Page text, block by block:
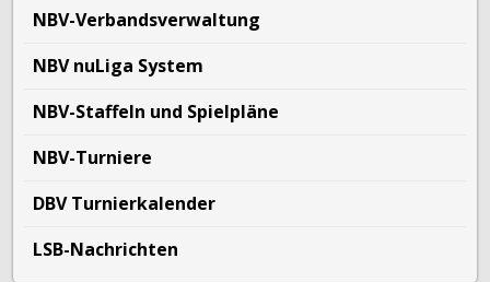
NBV-Verbandsverwaltung
NBV nuLiga System
NBV-Staffeln und Spielpläne
NBV-Turniere
DBV Turnierkalender
LSB-Nachrichten